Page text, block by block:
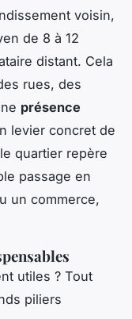
voisin,
de 8 à 12
distant. Cela
rues, des
présence
levier concret de
quartier repère
passage en
un commerce,
utiles ? Tout
piliers